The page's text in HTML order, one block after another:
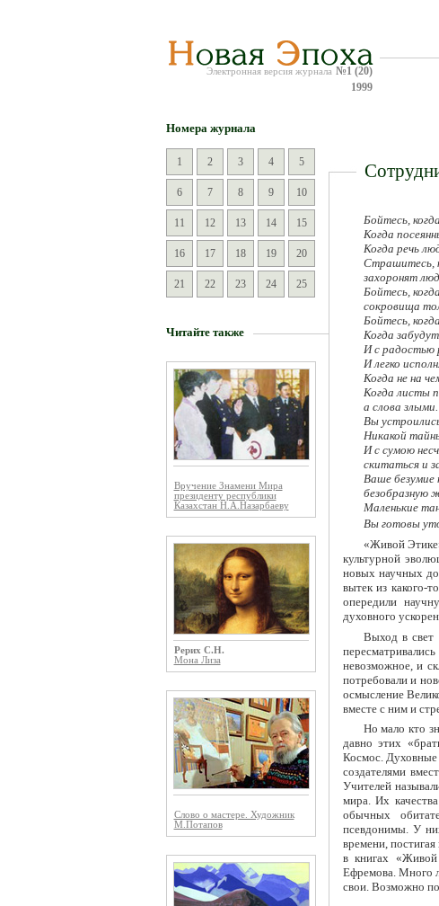
Электронная версия журнала №1 (20)
1999
Номера журнала
1 2 3 4 5
6 7 8 9 10
11 12 13 14 15
16 17 18 19 20
21 22 23 24 25
Читайте также
Вручение Знамени Мира
президенту республики
Казахстан Н.А.Назарбаеву
Рерих С.Н.
Мона Лиза
Слово о мастере. Художник
М.Потапов
Бойтесь,
Когда
Когда речь
Страшитесь,
захоронят
Бойтесь,
сокровища
Бойтесь,
Когда
И с радостью
И легко
Когда не на
Когда листы
а слова
Вы
Никакой
И с сумою
скитаться и
Ваше безумие
безобразную
Маленькие
Вы готовы
«Живой
культурной
новых научных
вытек из какого-
опередили
духовного
Выход в свет
невозможное, и
потребовали и
осмысление
вместе с ним и
Но мало кто
давно этих
Космос. Духовные
создателями
Учителей
мира. Их
обычных
псевдонимы. У
времени,
в книгах
Ефремова. Много
свои. Возможно